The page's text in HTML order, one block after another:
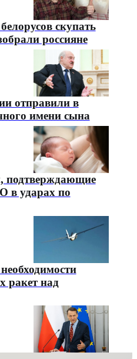
скупать
россияне
отправили в
имени сына
подтверждающие
в ударах по
ракет над